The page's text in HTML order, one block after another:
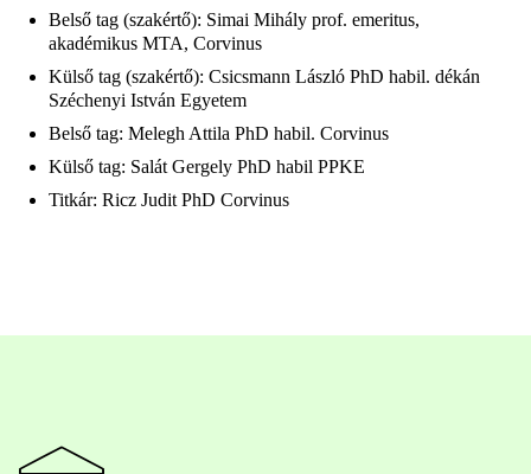
Belső tag (szakértő): Simai Mihály prof. emeritus,
akadémikus MTA, Corvinus
Külső tag (szakértő): Csicsmann László PhD habil. dékán
Széchenyi István Egyetem
Belső tag: Melegh Attila PhD habil. Corvinus
Külső tag: Salát Gergely PhD habil PPKE
Titkár: Ricz Judit PhD Corvinus